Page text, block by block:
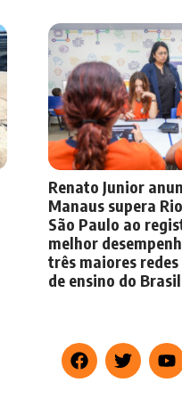
Renato Junior
Manaus supera
São Paulo ao
melhor
três maiores
de ensino do Brasil